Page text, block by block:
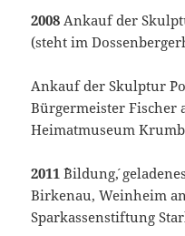
2008Ankauf der
(steht im
Ankauf der Skulptur
Bürgermeister Fischer
Heimatmuseum
2011 `Bildung´,
Birkenau, Weinheim
Sparkassenstiftung